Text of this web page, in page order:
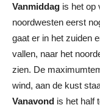
Vanmiddag is het op
noordwesten eerst
gaat er in het zuiden
vallen, naar het
zien. De
wind, aan de kust
Vanavond is het half